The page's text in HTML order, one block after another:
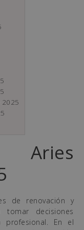
Aries
de renovación y
decisiones
profesional. En el